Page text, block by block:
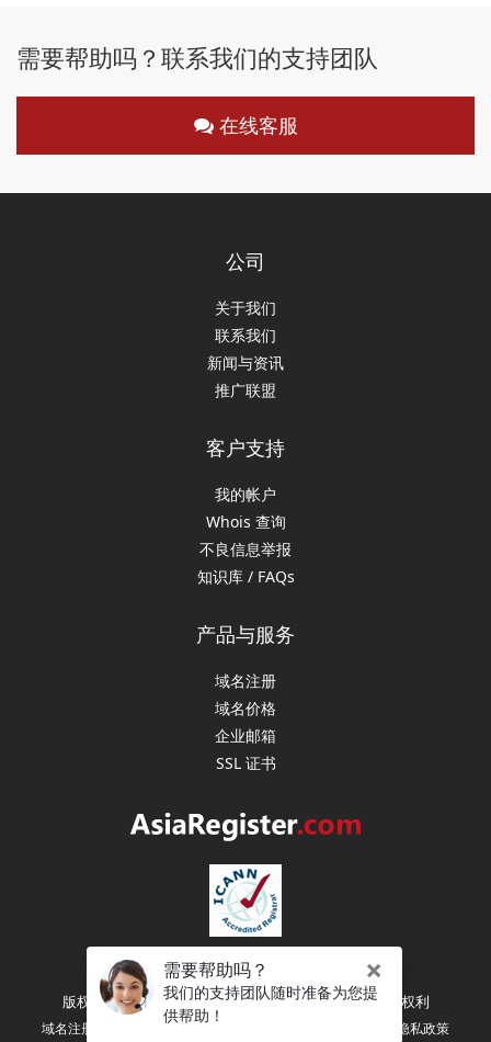
需要帮助吗？联系我们的支持团队
在线客服
公司
关于我们
联系我们
新闻与资讯
推广联盟
客户支持
我的帐户
Whois 查询
不良信息举报
知识库 / FAQs
产品与服务
域名注册
域名价格
企业邮箱
SSL 证书
版权所有 (C) 2003-2026 亚洲注册（新加坡） 保留所有权利
域名注册协议 注册人权利和义务 隐私政策